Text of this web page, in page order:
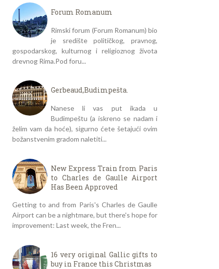
Forum Romanum
Rimski forum (Forum Romanum) bio
je središte političkog, pravnog,
gospodarskog, kulturnog i religioznog života
drevnog Rima.Pod foru...
Gerbeaud,Budimpešta.
Nanese li vas put ikada u
Budimpeštu (a iskreno se nadam i
želim vam da hoće), sigurno ćete šetajući ovim
božanstvenim gradom naletiti...
New Express Train from Paris
to Charles de Gaulle Airport
Has Been Approved
Getting to and from Paris's Charles de Gaulle
Airport can be a nightmare, but there's hope for
improvement: Last week, the Fren...
16 very original Gallic gifts to
buy in France this Christmas